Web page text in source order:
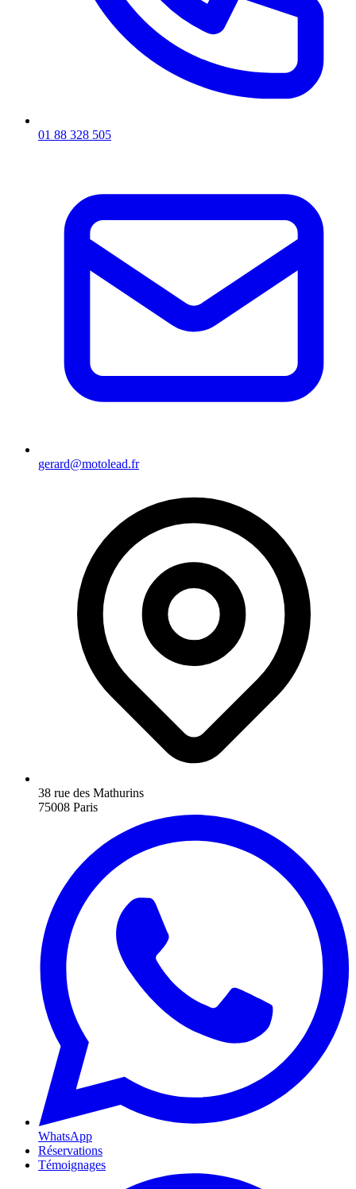
01 88 328 505
gerard@motolead.fr
38 rue des Mathurins
75008 Paris
WhatsApp
Réservations
Témoignages